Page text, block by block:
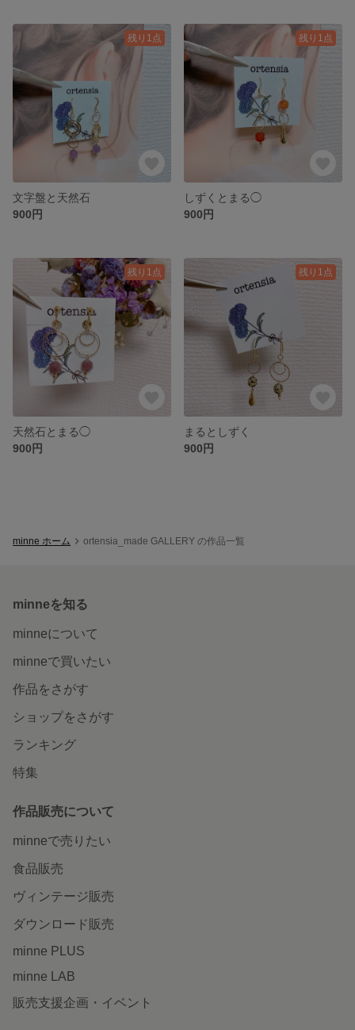
残り1点
文字盤と天然石
900円
残り1点
しずくとまる◯
900円
残り1点
天然石とまる◯
900円
残り1点
まるとしずく
900円
minne ホーム ortensia_made GALLERY の作品一覧
minneを知る
minneについて
minneで買いたい
作品をさがす
ショップをさがす
ランキング
特集
作品販売について
minneで売りたい
食品販売
ヴィンテージ販売
ダウンロード販売
minne PLUS
minne LAB
販売支援企画・イベント